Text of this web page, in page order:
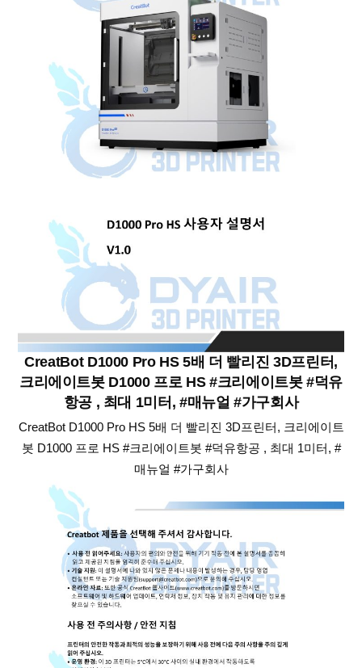
CreatBot D1000 Pro HS 5배 더 빨리진 3D프린터,
크리에이트봇 D1000 프로 HS #크리에이트봇 #덕유
항공 , 최대 1미터, #매뉴얼 #가구회사
CreatBot D1000 Pro HS 5배 더 빨리진 3D프린터, 크리에이트
봇 D1000 프로 HS #크리에이트봇 #덕유항공 , 최대 1미터, #
매뉴얼 #가구회사